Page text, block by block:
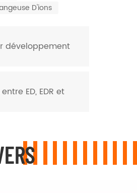
D'ions
développement
ED, EDR et